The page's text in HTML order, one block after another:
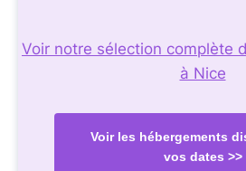
Voir notre sélection complète
à Nice
Voir les hébergements
vos dates >>